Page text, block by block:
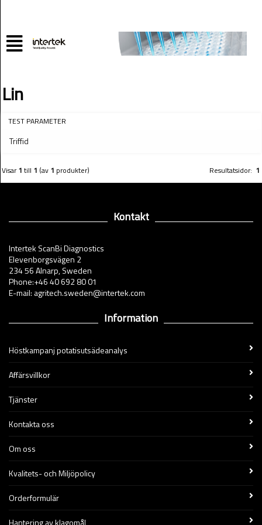
Lin
TEST PARAMETER
Triffid
Visar1 till 1 (av 1 produkter) Resultatsidor: 1
Kontakt
Intertek ScanBi Diagnostics
Elevenborgsvägen 2
234 56 Alnarp, Sweden
Phone:+46 40 692 80 01
E-mail: agritech.sweden@intertek.com
Information
Höstkampanj potatisutsädeanalys
Affärsvillkor
Tjänster
Kontakta oss
Om oss
Kvalitets- och Miljöpolicy
Orderformulär
Hantering av klagomål